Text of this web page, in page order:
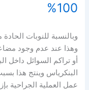
100%
وبالنسبة للنوبات
وهذا عند عدم وجود
أو تراكم السوائل داخل
البنكرياس وينتج هذا
عمل العملية الجراحية